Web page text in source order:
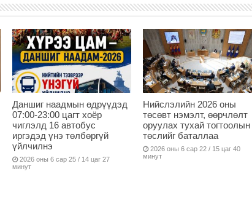
Даншиг наадмын өдрүүдэд
07:00-23:00 цагт хоёр
чиглэлд 16 автобус
иргэдэд үнэ төлбөргүй
үйлчилнэ
2026 оны 6 сар 25 / 14 цаг 27
минут
Нийслэлийн 2026 оны
төсөвт нэмэлт, өөрчлөлт
оруулах тухай тогтоолын
төслийг баталлаа
2026 оны 6 сар 22 / 15 цаг 40
минут